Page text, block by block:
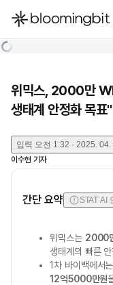
한국어
위믹스, 2000만
생태계 안정화 목표"
입력 오전 1:32 · 2025. 04.
이수현 기자
간단 요약 STAT AI
위믹스는 2000
생태계의 빠른
1차 바이백에서
12억5000만원